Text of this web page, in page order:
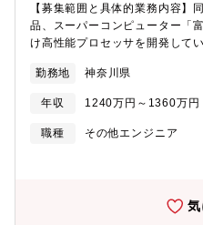
ムを創り上げる【会社の魅力】
80％以上の在宅勤務活用率。 ・
ム制、子育て、介護、私用問わ
可。・ドレスコードの自由化や
律的なキャリア形成を推進し、
やFA制度が利用可能。 ・各部
リスクを把握したうえで、関係
ロジェクトが計画どおりに進む
担っていただきます。リーダが
整理し、論点を明確にした形で
いったテーマについては、実運
が出る状態を実現することを期
にとどまらず、「どうすれば進
して活躍するためのステップと
【募集範囲と具体的業務内容】
品、スーパーコンピューター「
け高性能プロセッサを開発して
次世代AIアクセラレータLSIの
では、同本部が検討した独自ア
ラレータを設計開発するにあた
ト管理業務をご担当いただきま
国プロの計画・予算・進捗・成
意思決定支援を行います。■具
画、実績、予算、成果物の管理
勤務地 神奈川県
年収 1240万円～1360万円
職種
その他エンジニア
気